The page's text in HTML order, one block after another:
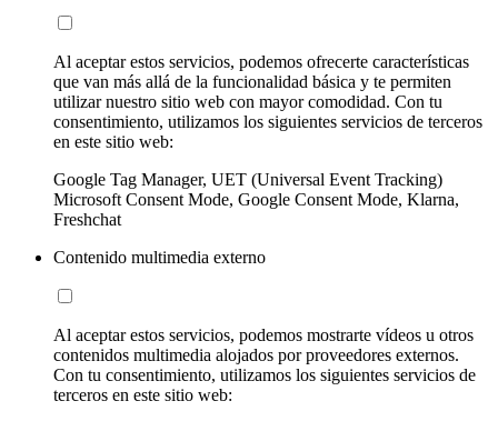
Al aceptar estos servicios, podemos ofrecerte características
que van más allá de la funcionalidad básica y te permiten
utilizar nuestro sitio web con mayor comodidad. Con tu
consentimiento, utilizamos los siguientes servicios de terceros
en este sitio web:
Google Tag Manager, UET (Universal Event Tracking)
Microsoft Consent Mode, Google Consent Mode, Klarna,
Freshchat
Contenido multimedia externo
Al aceptar estos servicios, podemos mostrarte vídeos u otros
contenidos multimedia alojados por proveedores externos.
Con tu consentimiento, utilizamos los siguientes servicios de
terceros en este sitio web: